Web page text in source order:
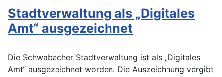
Stadtverwaltung als „Digitales
Amt“ ausgezeichnet
Die Schwabacher Stadtverwaltung ist als „Digitales
Amt“ ausgezeichnet worden. Die Auszeichnung vergibt